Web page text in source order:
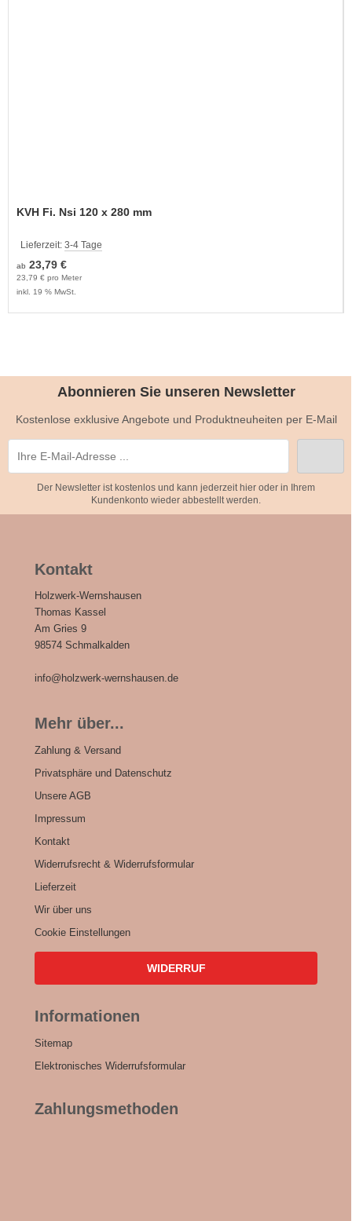
KVH Fi. Nsi 120 x 280 mm
Lieferzeit: 3-4 Tage
ab 23,79 €
23,79 € pro Meter
inkl. 19 % MwSt.
Abonnieren Sie unseren Newsletter
Kostenlose exklusive Angebote und Produktneuheiten per E-Mail
Der Newsletter ist kostenlos und kann jederzeit hier oder in Ihrem
Kundenkonto wieder abbestellt werden.
Kontakt
Holzwerk-Wernshausen
Thomas Kassel
Am Gries 9
98574 Schmalkalden
info@holzwerk-wernshausen.de
Mehr über...
Zahlung & Versand
Privatsphäre und Datenschutz
Unsere AGB
Impressum
Kontakt
Widerrufsrecht & Widerrufsformular
Lieferzeit
Wir über uns
Cookie Einstellungen
WIDERRUF
Informationen
Sitemap
Elektronisches Widerrufsformular
Zahlungsmethoden